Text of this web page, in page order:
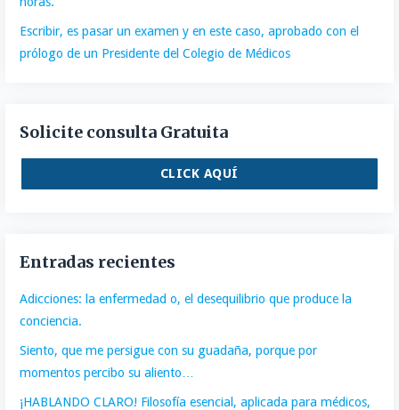
Escribir, es pasar un examen y en este caso, aprobado con el
prólogo de un Presidente del Colegio de Médicos
Solicite consulta Gratuita
CLICK AQUÍ
Entradas recientes
Adicciones: la enfermedad o, el desequilibrio que produce la
conciencia.
Siento, que me persigue con su guadaña, porque por
momentos percibo su aliento…
¡HABLANDO CLARO! Filosofía esencial, aplicada para médicos,